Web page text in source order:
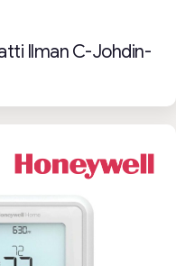
Ilman C-Johdin-